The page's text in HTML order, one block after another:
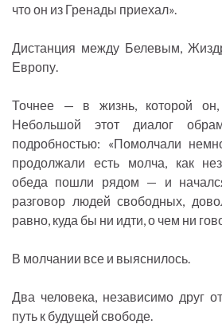
что он из Гренады приехал».
Дистанция между Белевым,
Европу.
Точнее — в жизнь, которой он,
Небольшой этот диалог
подробностью: «Помолчали
продолжали есть молча, как
обеда пошли рядом — и
разговор людей свободных,
равно, куда бы ни идти, о чем ни
В молчании все и выяснилось.
Два человека, независимо друг
путь к будущей свободе.